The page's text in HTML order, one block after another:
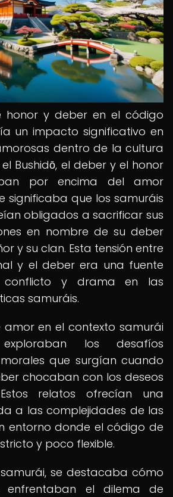
honor y deber en el código
un impacto significativo en
dentro de la cultura
Bushidō, el deber y el honor
por encima del amor
significaba que los samuráis
obligados a sacrificar sus
en nombre de su deber
y su clan. Esta tensión entre
y el deber era una fuente
conflicto y drama en las
samuráis.
amor en el contexto samurái
los desafíos
que surgían cuando
chocaban con los deseos
relatos ofrecían una
a las complejidades de las
entorno donde el código de
y poco flexible.
se destacaba cómo
enfrentaban el dilema de